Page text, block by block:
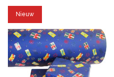
Nieuw